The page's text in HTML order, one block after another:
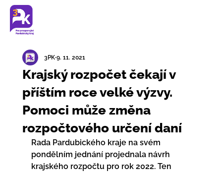
Krajský rozpočet čekají v
příštím roce velké výzvy.
Pomoci může změna
rozpočtového určení daní
3PK 9. 11. 2021
Rada Pardubického kraje na svém
pondělním jednání projednala návrh
krajského rozpočtu pro rok 2022. Ten